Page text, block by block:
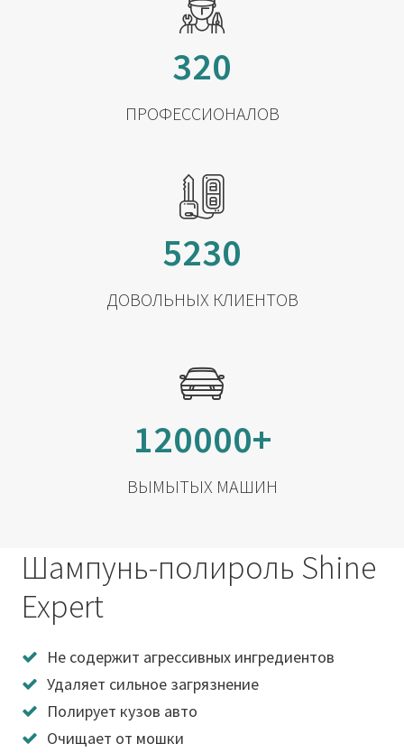
320
ПРОФЕССИОНАЛОВ
5230
ДОВОЛЬНЫХ КЛИЕНТОВ
120000+
ВЫМЫТЫХ МАШИН
Шампунь-полироль Shine
Expert
Не содержит агрессивных ингредиентов
Удаляет сильное загрязнение
Полирует кузов авто
Очищает от мошки